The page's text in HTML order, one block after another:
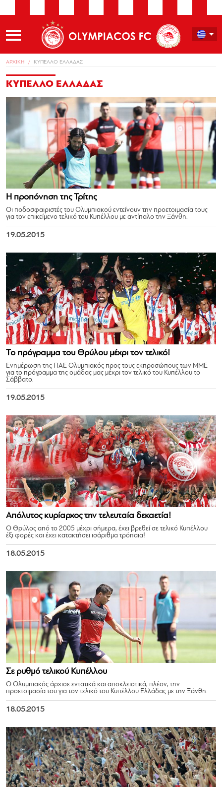
ΑΡΧΙΚΗ ΚΥΠΕΛΛΟ ΕΛΛΑΔΑΣ
ΚΥΠΕΛΛΟ ΕΛΛΑΔΑΣ
Η προπόνηση της Τρίτης
Οι ποδοσφαιριστές του Ολυμπιακού εντείνουν την προετοιμασία τους
για τον επικείμενο τελικό του Κυπέλλου με αντίπαλο την Ξάνθη.
19.05.2015
Το πρόγραμμα του Θρύλου μέχρι τον τελικό!
Ενημέρωση της ΠΑΕ Ολυμπιακός προς τους εκπροσώπους των ΜΜΕ
για το πρόγραμμα της ομάδας μας μέχρι τον τελικό του Κυπέλλου το
Σάββατο.
19.05.2015
Απόλυτος κυρίαρχος την τελευταία δεκαετία!
Ο Θρύλος από το 2005 μέχρι σήμερα, έχει βρεθεί σε τελικό Κυπέλλου
έξι φορές και έχει κατακτήσει ισάριθμα τρόπαια!
18.05.2015
Σε ρυθμό τελικού Κυπέλλου
Ο Ολυμπιακός άρχισε εντατικά και αποκλειστικά, πλέον, την
προετοιμασία του για τον τελικό του Κυπέλλου Ελλάδας με την Ξάνθη.
18.05.2015